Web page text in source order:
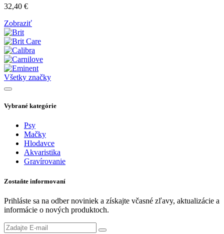
32,40 €
Zobraziť
Všetky značky
Vybrané kategórie
Psy
Mačky
Hlodavce
Akvaristika
Gravírovanie
Zostaňte informovaní
Prihláste sa na odber noviniek a získajte včasné zľavy, aktualizácie a
informácie o nových produktoch.